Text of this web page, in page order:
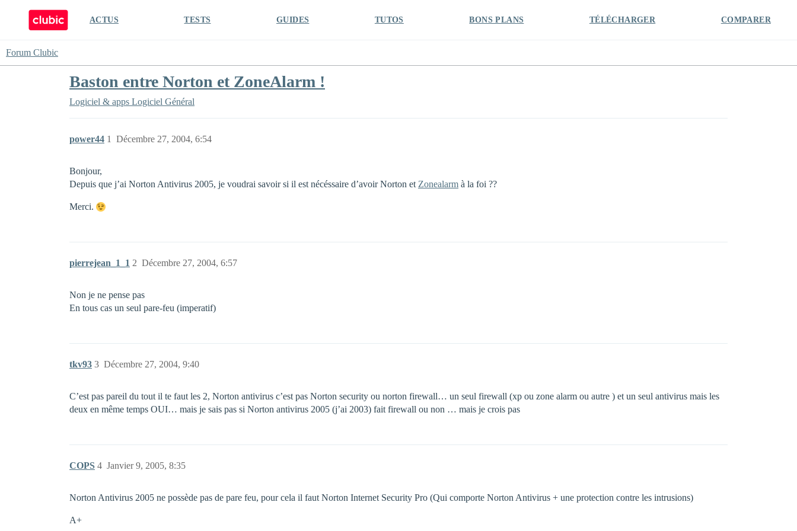
ACTUS TESTS GUIDES TUTOS BONS PLANS TÉLÉCHARGER COMPARER
Forum Clubic
Baston entre Norton et ZoneAlarm !
Logiciel & apps Logiciel Général
power44 Décembre 27, 2004, 6:54
1
Bonjour,
Depuis que j’ai Norton Antivirus 2005, je voudrai savoir si il est nécéssaire d’avoir Norton et Zonealarm à la foi ??
Merci.
pierrejean_1_1 Décembre 27, 2004, 6:57
2
Non je ne pense pas
En tous cas un seul pare-feu (imperatif)
tkv93 Décembre 27, 2004, 9:40
3
C’est pas pareil du tout il te faut les 2, Norton antivirus c’est pas Norton security ou norton firewall… un seul firewall (xp ou zone alarm ou autre ) et un seul antivirus mais les
deux en même temps OUI… mais je sais pas si Norton antivirus 2005 (j’ai 2003) fait firewall ou non … mais je crois pas
COPS Janvier 9, 2005, 8:35
4
Norton Antivirus 2005 ne possède pas de pare feu, pour cela il faut Norton Internet Security Pro (Qui comporte Norton Antivirus + une protection contre les intrusions)
A+